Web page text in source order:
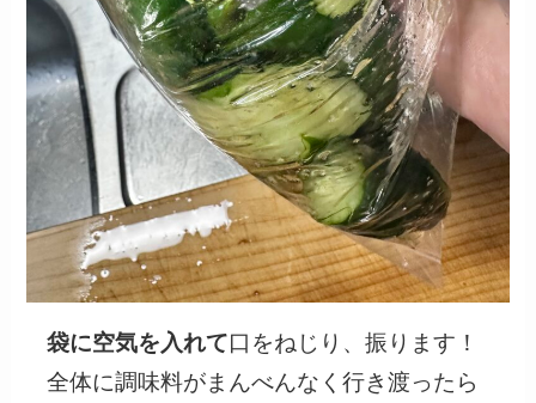
袋に空気を入れて口をねじり、振ります！
全体に調味料がまんべんなく行き渡ったら